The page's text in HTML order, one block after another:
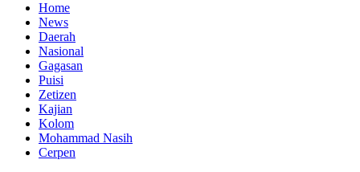
Home
News
Daerah
Nasional
Gagasan
Puisi
Zetizen
Kajian
Kolom
Mohammad Nasih
Cerpen